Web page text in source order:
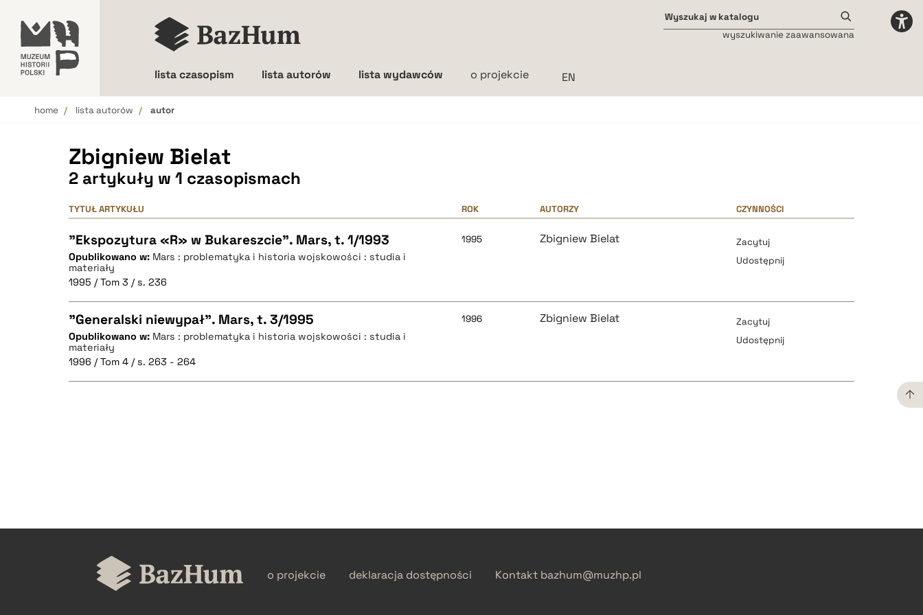
lista czasopism lista autorów lista wydawców o projekcie
wyszukiwanie zaawansowana
home lista autorów autor
Zbigniew Bielat
2 artykuły w 1 czasopismach
TYTUŁ ARTYKUŁU ROK AUTORZY CZYNNOŚCI
"Ekspozytura «R» w Bukareszcie". Mars, t. 1/1993
Opublikowano w: Mars : problematyka i historia wojskowości : studia i
materiały
1995 / Tom 3 / s. 236
1995 Zbigniew Bielat
Zacytuj
Udostępnij
CZYSTY TEKST
pobierz cytat
"Generalski niewypał". Mars, t. 3/1995
Opublikowano w: Mars : problematyka i historia wojskowości : studia i
materiały
1996 / Tom 4 / s. 263 - 264
1996 Zbigniew Bielat
Zacytuj
Udostępnij
o projekcie deklaracja dostępności Kontakt bazhum@muzhp.pl